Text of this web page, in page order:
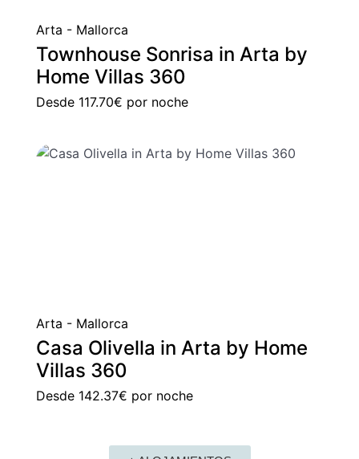
Arta - Mallorca
Townhouse Sonrisa in Arta by
Home Villas 360
Desde 117.70€ por noche
Arta - Mallorca
Casa Olivella in Arta by Home
Villas 360
Desde 142.37€ por noche